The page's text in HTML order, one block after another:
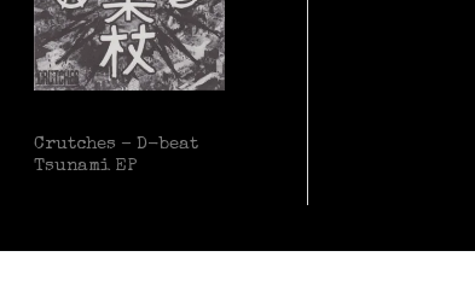
Crutches – D-beat
Tsunami EP